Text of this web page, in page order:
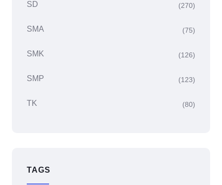
SD (270)
SMA (75)
SMK (126)
SMP (123)
TK (80)
TAGS